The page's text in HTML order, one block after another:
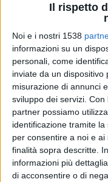
Il rispetto
Noi e i nostri 1538
informazioni su un
personali, come
inviate da un dispositivo
misurazione di annunci
sviluppo dei servizi. Con
partner possiamo
identificazione tramite
per consentire a noi e
finalità sopra descritte.
informazioni più
di acconsentire o di
e sottolineare "che
collaborativo e
indietro nel tempo
prima delle
occhi di cittadini
trattava solo
E che dire poi di una
inesistente, a parte